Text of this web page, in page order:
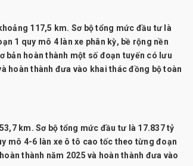
117,5 km. Sơ bộ tổng mức đầu tư là
1 quy mô 4 làn xe phân kỳ, bề rộng nền
bản hoàn thành một số đoạn tuyến có lưu
hoàn thành đưa vào khai thác đồng bộ toàn
km. Sơ bộ tổng mức đầu tư là 17.837 tỷ
mô 4-6 làn xe ô tô cao tốc theo từng đoạn
thành năm 2025 và hoàn thành đưa vào